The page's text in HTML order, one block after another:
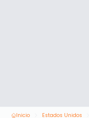
Inicio Estados Unidos